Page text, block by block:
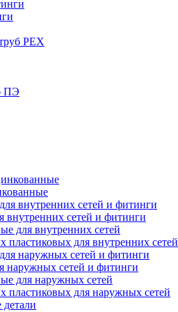
PEX
ПЭ
внутренних сетей и фитинги
для внутренних сетей
для внутренних сетей
наружных сетей и фитинги
для наружных сетей
пластиковых для наружных сетей